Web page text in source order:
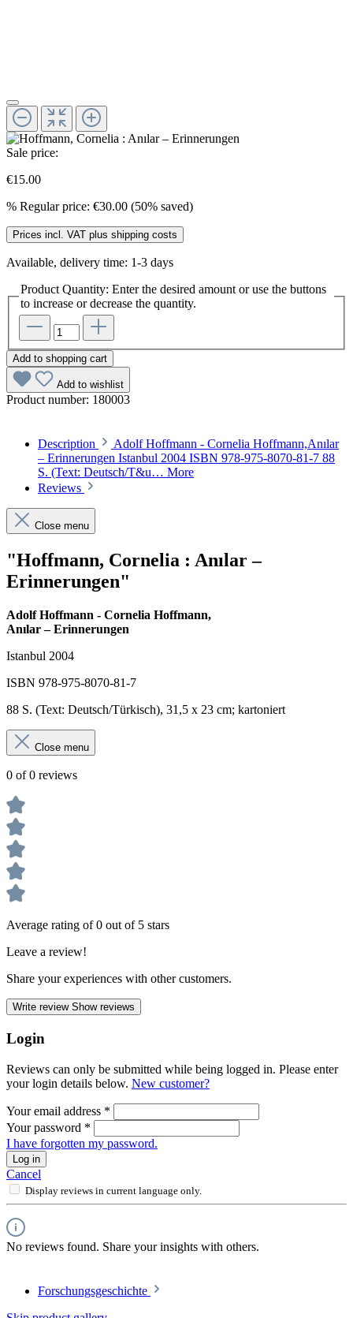
Sale price:
€15.00
% Regular price: €30.00 (50% saved)
Prices incl. VAT plus shipping costs
Available, delivery time: 1-3 days
Product Quantity: Enter the desired amount or use the buttons
to increase or decrease the quantity.
Add to shopping cart
Add to wishlist
Product number: 180003
Description
Adolf Hoffmann - Cornelia Hoffmann,Anılar
– Erinnerungen Istanbul 2004 ISBN 978-975-8070-81-7 88
S. (Text: Deutsch/T&u… More
Reviews
Close menu
"Hoffmann, Cornelia : Anılar –
Erinnerungen"
Adolf Hoffmann - Cornelia Hoffmann,
Anılar – Erinnerungen
Istanbul 2004
ISBN 978-975-8070-81-7
88 S. (Text: Deutsch/Türkisch), 31,5 x 23 cm; kartoniert
Close menu
0 of 0 reviews
Average rating of 0 out of 5 stars
Leave a review!
Share your experiences with other customers.
Write review Show reviews
Login
Reviews can only be submitted while being logged in. Please enter
your login details below. New customer?
Your email address *
Your password *
I have forgotten my password.
Log in
Cancel
Display reviews in current language only.
No reviews found. Share your insights with others.
Forschungsgeschichte